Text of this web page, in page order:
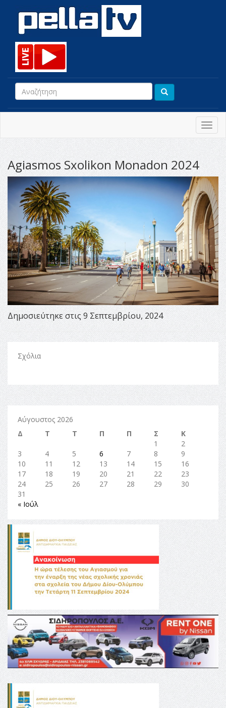
Agiasmos Sxolikon Monadon 2024
Δημοσιεύτηκε στις 9 Σεπτεμβρίου, 2024
Σχόλια
Αύγουστος 2026
Δ
Τ Τ Π Π Σ
Κ
1
2
3
4 5 6 7 8
9
10
11 12 13 14 15
16
17
18 19 20 21 22
23
24
25 26 27 28 29
30
31
« Ιούλ